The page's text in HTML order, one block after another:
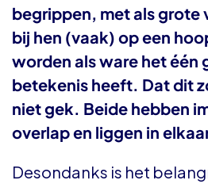
begrippen, met als grote
bij hen (vaak) op een
worden als ware het één
betekenis heeft. Dat dit
niet gek. Beide hebben
overlap en liggen in
Desondanks is het